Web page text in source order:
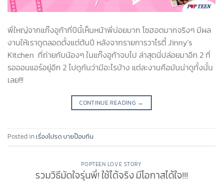
พี่ใหญ่จากแก๊งอูก้าที่ปีนี้เห็นหน้าพี่บ่อยมาก โซฮอตมากจริงๆ มีผล
งานให้เราดูตลอดตั้งแต่ต้นปี หลังจากรายการวาไรตี้ Jinny’s
Kitchen ที่ถ่ายกับน้องๆ ในแก๊งอูก้าจบไป ล่าสุดนี่ปล่อยมาอีก 2 ที่
รอออนแอร์อยู่อีก 2 ไปดูกันว่ามีอะไรบ้าง แต่ละงานคือมันน่าดูทั้งนั้น
เลย!!!
CONTINUE READING →
Posted in เรื่องโปรด บายป๊อบทีน
POPTEEN LOVE STORY
รวมวิธีมัดใจรุ่นพี่! ใช้ได้จริง มีโอกาสได้ใจ!!!